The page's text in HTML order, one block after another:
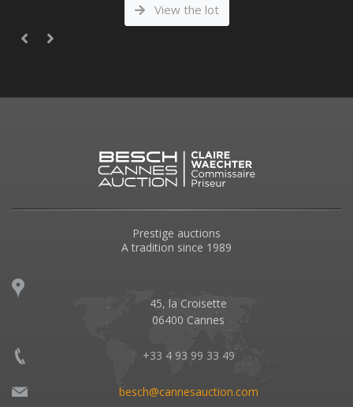
View the lot
Prestige auctions
A tradition since 1989
45, la Croisette
06400 Cannes
+33 4 93 99 33 49
besch@cannesauction.com